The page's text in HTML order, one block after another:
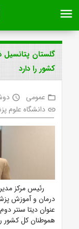
menu
گلستان پتانسیل
کشور را دارد
folder_open عمومی access_time دوشنبه 12
link دانشگاه علوم
رئیس مرکز
درمان و آموزش
عنوان دیتا سنتر
هموطنان کل کشور